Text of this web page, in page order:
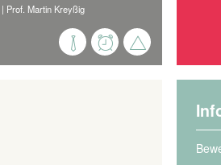
| Prof. Martin Kreyßig